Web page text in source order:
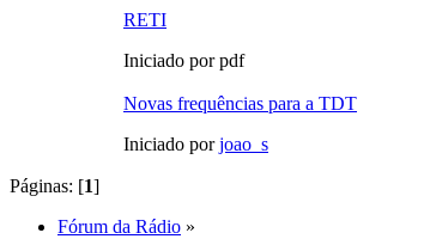
RETI
Iniciado por pdf
Novas frequências para a TDT
Iniciado porjoao_s
Páginas: [1]
Fórum da Rádio »